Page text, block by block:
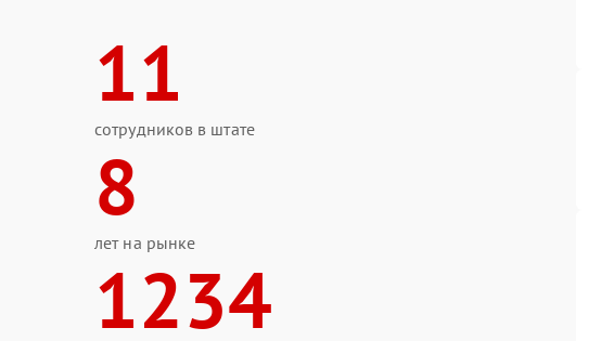
11
сотрудников в штате
8
лет на рынке
1234